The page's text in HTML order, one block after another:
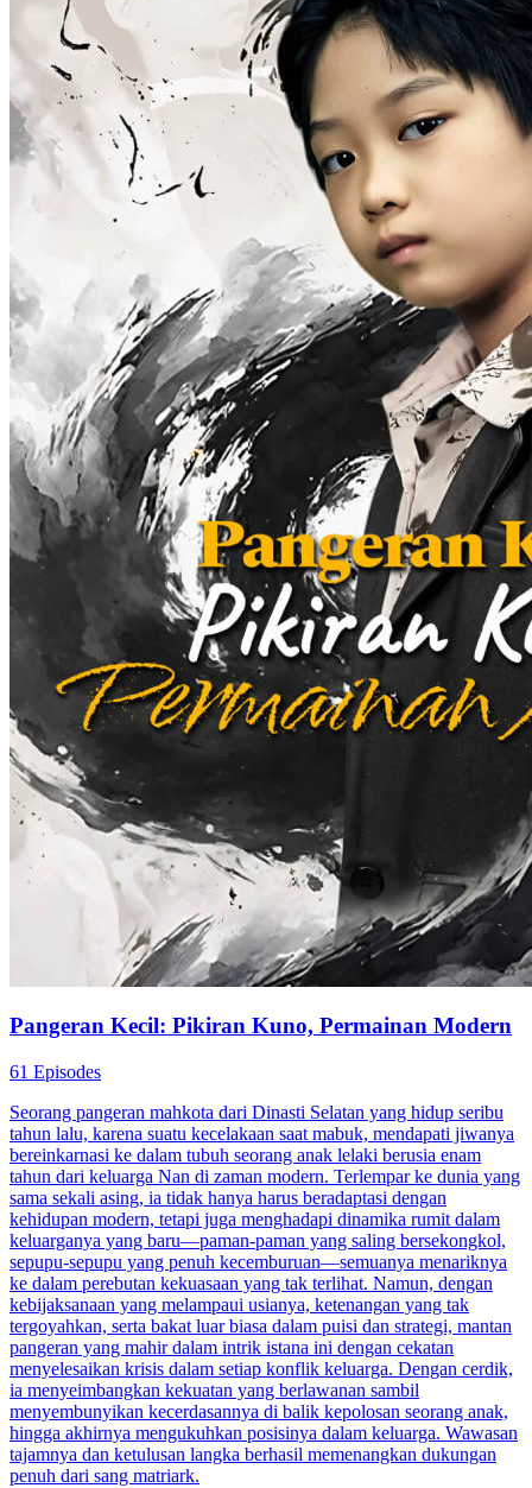
Pangeran Kecil: Pikiran Kuno, Permainan Modern
61 Episodes
Seorang pangeran mahkota dari Dinasti Selatan yang hidup seribu
tahun lalu, karena suatu kecelakaan saat mabuk, mendapati jiwanya
bereinkarnasi ke dalam tubuh seorang anak lelaki berusia enam
tahun dari keluarga Nan di zaman modern. Terlempar ke dunia yang
sama sekali asing, ia tidak hanya harus beradaptasi dengan
kehidupan modern, tetapi juga menghadapi dinamika rumit dalam
keluarganya yang baru—paman-paman yang saling bersekongkol,
sepupu-sepupu yang penuh kecemburuan—semuanya menariknya
ke dalam perebutan kekuasaan yang tak terlihat. Namun, dengan
kebijaksanaan yang melampaui usianya, ketenangan yang tak
tergoyahkan, serta bakat luar biasa dalam puisi dan strategi, mantan
pangeran yang mahir dalam intrik istana ini dengan cekatan
menyelesaikan krisis dalam setiap konflik keluarga. Dengan cerdik,
ia menyeimbangkan kekuatan yang berlawanan sambil
menyembunyikan kecerdasannya di balik kepolosan seorang anak,
hingga akhirnya mengukuhkan posisinya dalam keluarga. Wawasan
tajamnya dan ketulusan langka berhasil memenangkan dukungan
penuh dari sang matriark.